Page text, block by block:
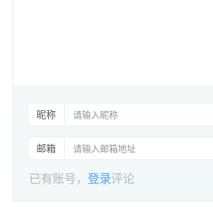
昵称
邮箱
已有账号，登录评论